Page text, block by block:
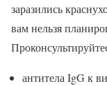
заразились
вам нельзя
антитела IgG к